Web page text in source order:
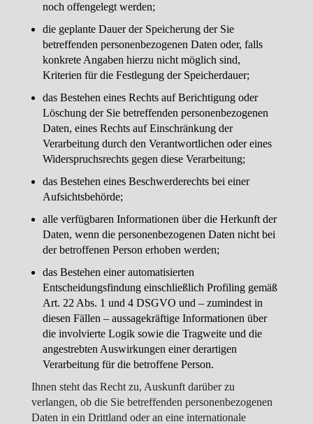
noch offengelegt werden;
die geplante Dauer der Speicherung der Sie
betreffenden personenbezogenen Daten oder, falls
konkrete Angaben hierzu nicht möglich sind,
Kriterien für die Festlegung der Speicherdauer;
das Bestehen eines Rechts auf Berichtigung oder
Löschung der Sie betreffenden personenbezogenen
Daten, eines Rechts auf Einschränkung der
Verarbeitung durch den Verantwortlichen oder eines
Widerspruchsrechts gegen diese Verarbeitung;
das Bestehen eines Beschwerderechts bei einer
Aufsichtsbehörde;
alle verfügbaren Informationen über die Herkunft der
Daten, wenn die personenbezogenen Daten nicht bei
der betroffenen Person erhoben werden;
das Bestehen einer automatisierten
Entscheidungsfindung einschließlich Profiling gemäß
Art. 22 Abs. 1 und 4 DSGVO und – zumindest in
diesen Fällen – aussagekräftige Informationen über
die involvierte Logik sowie die Tragweite und die
angestrebten Auswirkungen einer derartigen
Verarbeitung für die betroffene Person.
Ihnen steht das Recht zu, Auskunft darüber zu
verlangen, ob die Sie betreffenden personenbezogenen
Daten in ein Drittland oder an eine internationale